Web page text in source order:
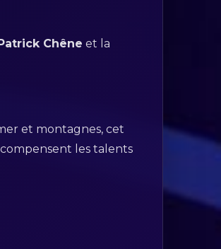
Chêne et la
et montagnes, cet
les talents